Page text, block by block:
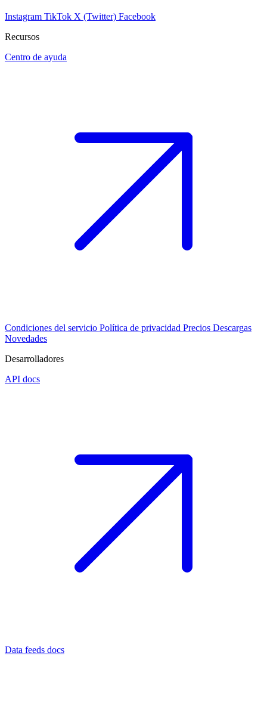
Instagram TikTok X (Twitter) Facebook
Recursos
Centro de ayuda
Condiciones del servicio Política de privacidad Precios Descargas
Novedades
Desarrolladores
API docs
Data feeds docs